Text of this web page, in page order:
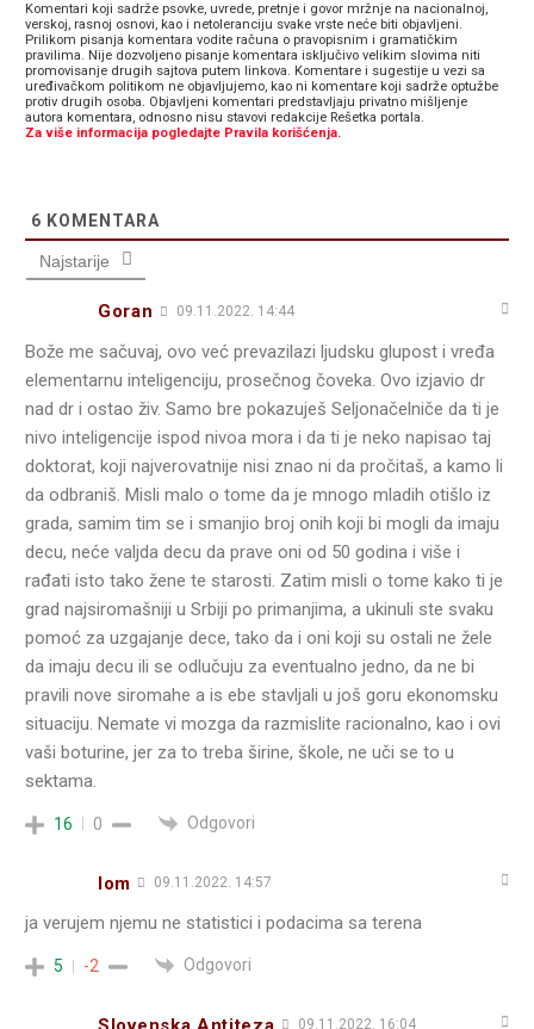
Komentari koji sadrže psovke, uvrede, pretnje i govor mržnje na nacionalnoj,
verskoj, rasnoj osnovi, kao i netoleranciju svake vrste neće biti objavljeni.
Prilikom pisanja komentara vodite računa o pravopisnim i gramatičkim
pravilima. Nije dozvoljeno pisanje komentara isključivo velikim slovima niti
promovisanje drugih sajtova putem linkova. Komentare i sugestije u vezi sa
uređivačkom politikom ne objavljujemo, kao ni komentare koji sadrže optužbe
protiv drugih osoba. Objavljeni komentari predstavljaju privatno mišljenje
autora komentara, odnosno nisu stavovi redakcije Rešetka portala.
Za više informacija pogledajte Pravila korišćenja.
6 KOMENTARA
Najstarije
Goran 09.11.2022. 14:44
Bože me sačuvaj, ovo već prevazilazi ljudsku glupost i vređa
elementarnu inteligenciju, prosečnog čoveka. Ovo izjavio dr
nad dr i ostao živ. Samo bre pokazuješ Seljonačelniče da ti je
nivo inteligencije ispod nivoa mora i da ti je neko napisao taj
doktorat, koji najverovatnije nisi znao ni da pročitaš, a kamo li
da odbraniš. Misli malo o tome da je mnogo mladih otišlo iz
grada, samim tim se i smanjio broj onih koji bi mogli da imaju
decu, neće valjda decu da prave oni od 50 godina i više i
rađati isto tako žene te starosti. Zatim misli o tome kako ti je
grad najsiromašniji u Srbiji po primanjima, a ukinuli ste svaku
pomoć za uzgajanje dece, tako da i oni koji su ostali ne žele
da imaju decu ili se odlučuju za eventualno jedno, da ne bi
pravili nove siromahe a is ebe stavljali u još goru ekonomsku
situaciju. Nemate vi mozga da razmislite racionalno, kao i ovi
vaši boturine, jer za to treba širine, škole, ne uči se to u
sektama.
16 0 Odgovori
lom 09.11.2022. 14:57
ja verujem njemu ne statistici i podacima sa terena
5 -2 Odgovori
09.11.2022. 16:04